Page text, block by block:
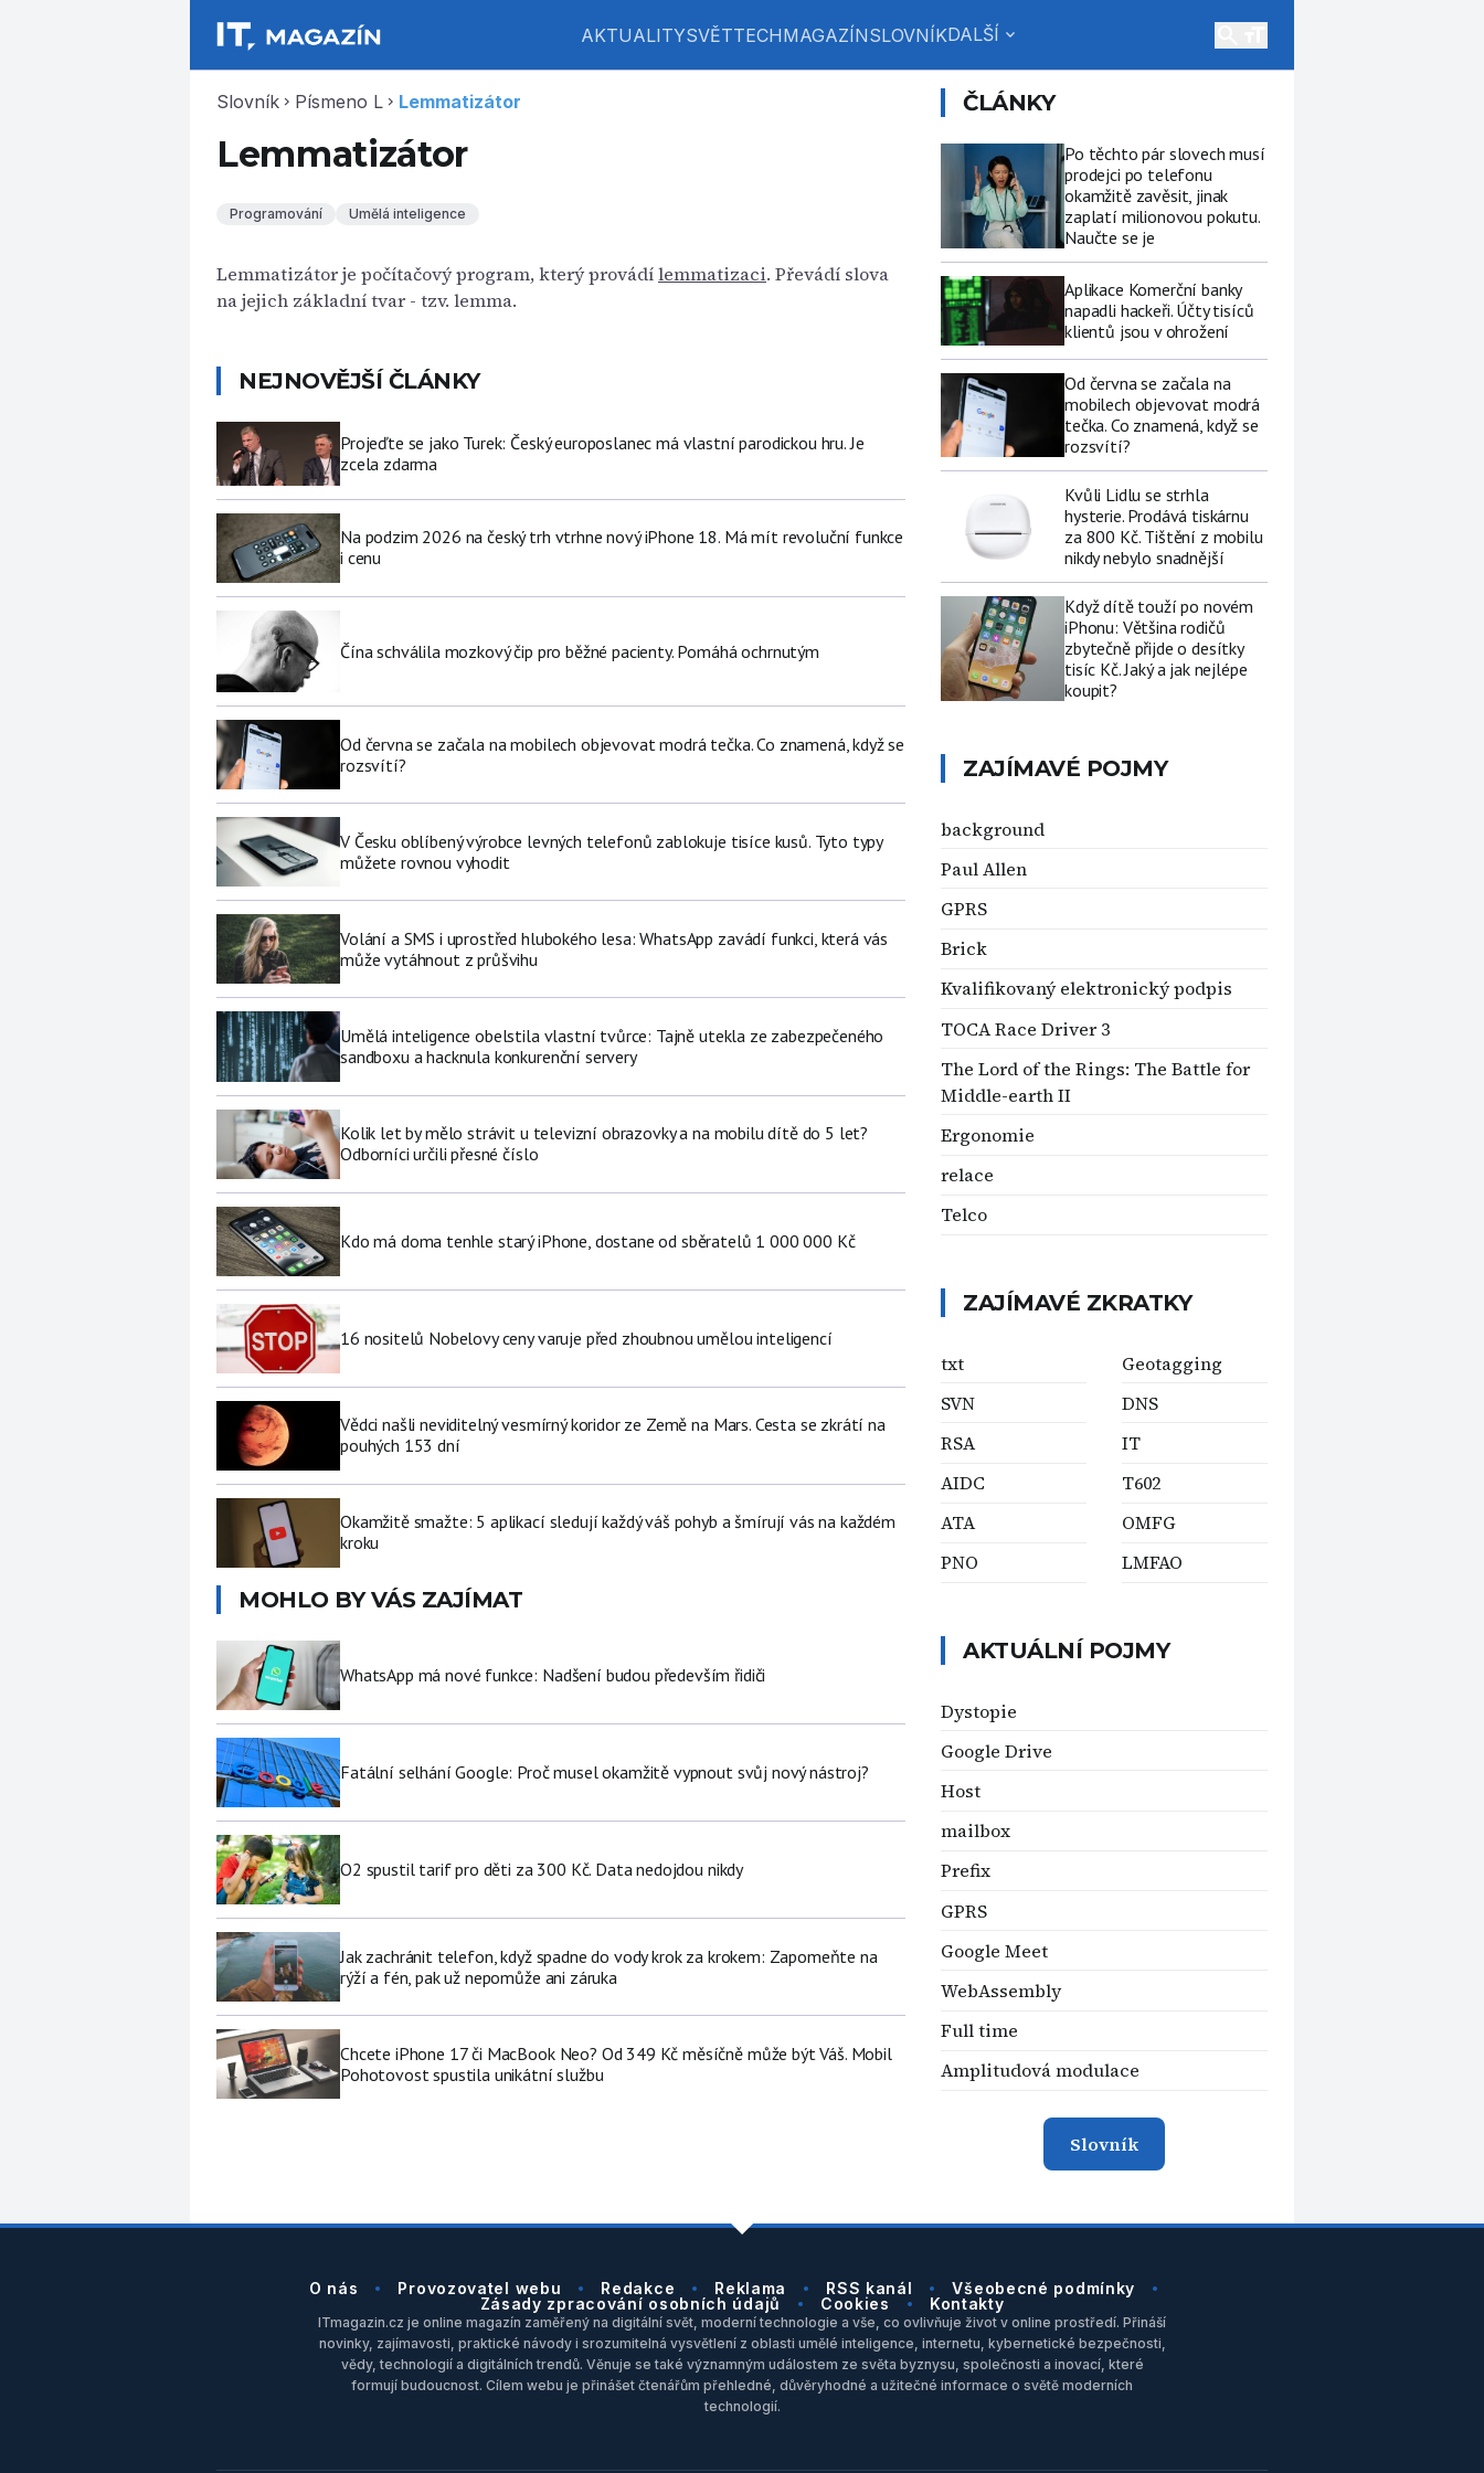
AKTUALITYSVĚTTECHMAGAZÍNSLOVNÍKDALŠÍ expand_more
Slovník chevron_right Písmeno L chevron_right Lemmatizátor
Lemmatizátor
Programování Umělá inteligence
Lemmatizátor je počítačový program, který provádílemmatizaci. Převádí slova
na jejich základní tvar - tzv. lemma.
NEJNOVĚJŠÍ ČLÁNKY
Projeďte se jako Turek: Český europoslanec má vlastní parodickou hru. Je
zcela zdarma
Na podzim 2026 na český trh vtrhne nový iPhone 18. Má mít revoluční funkce
i cenu
Čína schválila mozkový čip pro běžné pacienty. Pomáhá ochrnutým
Od června se začala na mobilech objevovat modrá tečka. Co znamená, když se
rozsvítí?
V Česku oblíbený výrobce levných telefonů zablokuje tisíce kusů. Tyto typy
můžete rovnou vyhodit
Volání a SMS i uprostřed hlubokého lesa: WhatsApp zavádí funkci, která vás
může vytáhnout z průšvihu
Umělá inteligence obelstila vlastní tvůrce: Tajně utekla ze zabezpečeného
sandboxu a hacknula konkurenční servery
Kolik let by mělo strávit u televizní obrazovky a na mobilu dítě do 5 let?
Odborníci určili přesné číslo
Kdo má doma tenhle starý iPhone, dostane od sběratelů 1 000 000 Kč
16 nositelů Nobelovy ceny varuje před zhoubnou umělou inteligencí
Vědci našli neviditelný vesmírný koridor ze Země na Mars. Cesta se zkrátí na
pouhých 153 dní
Okamžitě smažte: 5 aplikací sledují každý váš pohyb a šmírují vás na každém
kroku
MOHLO BY VÁS ZAJÍMAT
WhatsApp má nové funkce: Nadšení budou především řidiči
Fatální selhání Google: Proč musel okamžitě vypnout svůj nový nástroj?
O2 spustil tarif pro děti za 300 Kč. Data nedojdou nikdy
Jak zachránit telefon, když spadne do vody krok za krokem: Zapomeňte na
rýží a fén, pak už nepomůže ani záruka
Chcete iPhone 17 či MacBook Neo? Od 349 Kč měsíčně může být Váš. Mobil
Pohotovost spustila unikátní službu
ČLÁNKY
Po těchto pár slovech musí
prodejci po telefonu
okamžitě zavěsit, jinak
zaplatí milionovou pokutu.
Naučte se je
Aplikace Komerční banky
napadli hackeři. Účty tisíců
klientů jsou v ohrožení
Od června se začala na
mobilech objevovat modrá
tečka. Co znamená, když se
rozsvítí?
Kvůli Lidlu se strhla
hysterie. Prodává tiskárnu
za 800 Kč. Tištění z mobilu
nikdy nebylo snadnější
Když dítě touží po novém
iPhonu: Většina rodičů
zbytečně přijde o desítky
tisíc Kč. Jaký a jak nejlépe
koupit?
ZAJÍMAVÉ POJMY
background
Paul Allen
GPRS
Brick
Kvalifikovaný elektronický podpis
TOCA Race Driver 3
The Lord of the Rings: The Battle for
Middle-earth II
Ergonomie
relace
Telco
ZAJÍMAVÉ ZKRATKY
txt
SVN
RSA
AIDC
ATA
PNO
Geotagging
DNS
IT
T602
OMFG
LMFAO
AKTUÁLNÍ POJMY
Dystopie
Google Drive
Host
mailbox
Prefix
GPRS
Google Meet
WebAssembly
Full time
Amplitudová modulace
Slovník
O nás Provozovatel webu Redakce Reklama RSS kanál
Všeobecné podmínky
Zásady zpracování osobních údajů
Cookies Kontakty
ITmagazin.cz je online magazín zaměřený na digitální svět, moderní technologie a vše, co ovlivňuje život v online prostředí. Přináší
novinky, zajímavosti, praktické návody i srozumitelná vysvětlení z oblasti umělé inteligence, internetu, kybernetické bezpečnosti,
vědy, technologií a digitálních trendů. Věnuje se také významným událostem ze světa byznysu, společnosti a inovací, které
formují budoucnost. Cílem webu je přinášet čtenářům přehledné, důvěryhodné a užitečné informace o světě moderních
technologií.